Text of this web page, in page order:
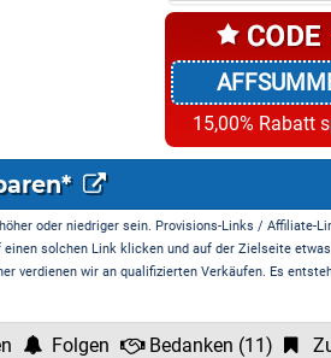
15,00% Rabatt
oder niedriger sein. Provisions-Links / Affiliate-
solchen Link klicken und auf der Zielseite
verdienen wir an qualifizierten Verkäufen. Es
Folgen Bedanken (11)